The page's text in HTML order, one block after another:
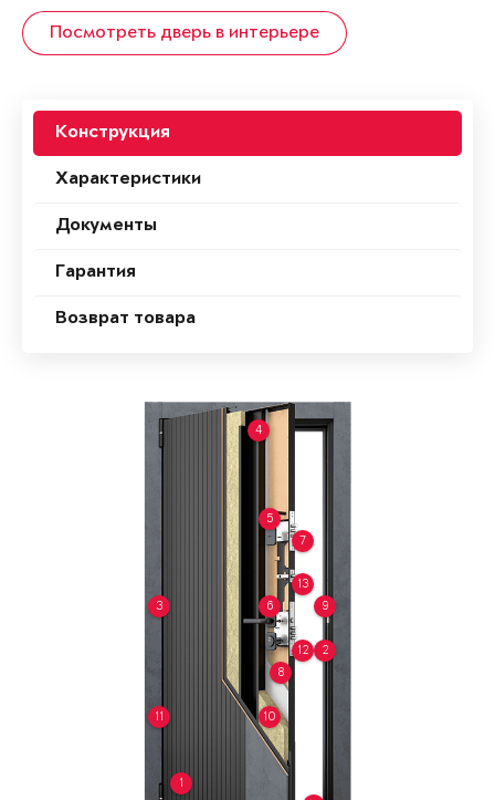
Посмотреть дверь в интерьере
Конструкция
Характеристики
Документы
Гарантия
Возврат товара
1
2
3
4
5
6
7
8
9
10
11
12
13